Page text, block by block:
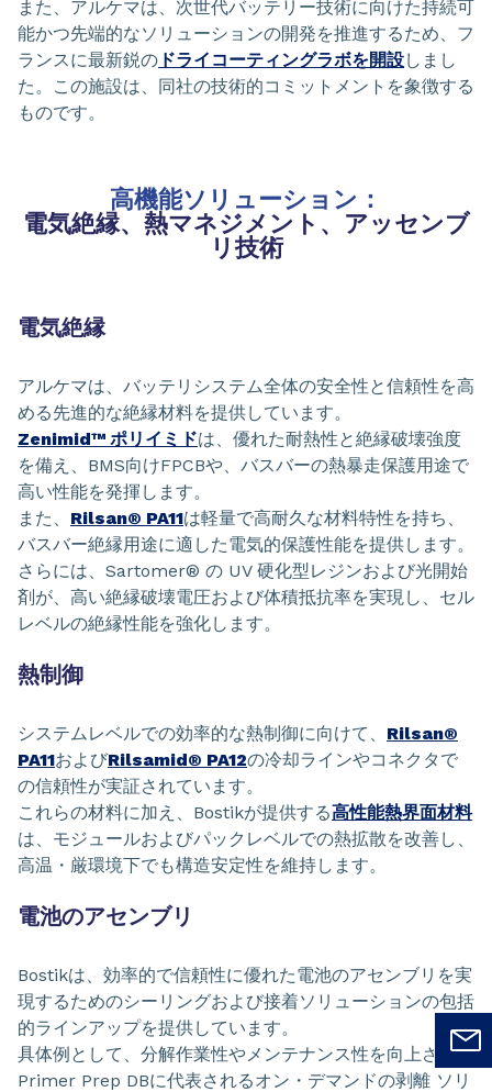
また、アルケマは、次世代バッテリー技術に向けた持続可
能かつ先端的なソリューションの開発を推進するため、フ
ランスに最新鋭の ドライコーティングラボを開設しまし
た。この施設は、同社の技術的コミットメントを象徴する
ものです。
高機能ソリューション：
電気絶縁、熱マネジメント、アッセンブ
リ技術
電気絶縁
アルケマは、バッテリシステム全体の安全性と信頼性を高
める先進的な絶縁材料を提供しています。
Zenimid™ ポリイミドは、優れた耐熱性と絶縁破壊強度
を備え、BMS向けFPCBや、バスバーの熱暴走保護用途で
高い性能を発揮します。
また、 Rilsan® PA11は軽量で高耐久な材料特性を持ち、
バスバー絶縁用途に適した電気的保護性能を提供します。
さらには、Sartomer® の UV 硬化型レジンおよび光開始
剤が、高い絶縁破壊電圧および体積抵抗率を実現し、セル
レベルの絶縁性能を強化します。
熱制御
システムレベルでの効率的な熱制御に向けて、 Rilsan®
PA11およびRilsamid® PA12の冷却ラインやコネクタで
の信頼性が実証されています。
これらの材料に加え、Bostikが提供する高性能熱界面材料
は、モジュールおよびパックレベルでの熱拡散を改善し、
高温・厳環境下でも構造安定性を維持します。
電池のアセンブリ
Bostikは、効率的で信頼性に優れた電池のアセンブリを実
現するためのシーリングおよび接着ソリューションの包括
的ラインアップを提供しています。
具体例として、分解作業性やメンテナンス性を向上させる
Primer Prep DBに代表されるオン・デマンドの剥離 ソリ